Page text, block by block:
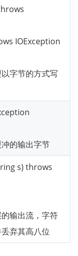
IOException
字节的方式写
的输出字节
s) throws
输出流，字符
弃其高八位